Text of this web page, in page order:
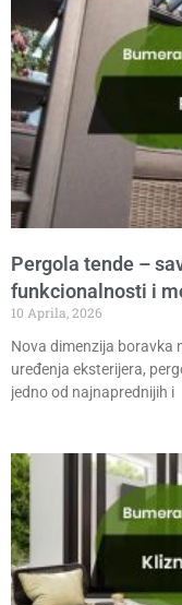
Pergola tende –
funkcionalnosti i
10 Aprila, 2026
Nova dimenzija boravka
uređenja eksterijera,
jedno od najnaprednijih i